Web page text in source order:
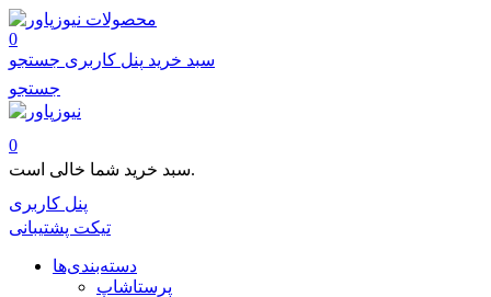
محصولات
0
سبد خرید پنل کاربری جستجو
جستجو
0
سبد خرید شما خالی است.
پنل کاربری
تیکت پشتیبانی
دسته‌بندی‌ها
پرستاشاپ